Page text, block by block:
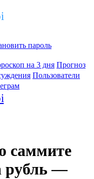
пароль
на 3 дня Прогноз
Пользователи
саммите
рубль —